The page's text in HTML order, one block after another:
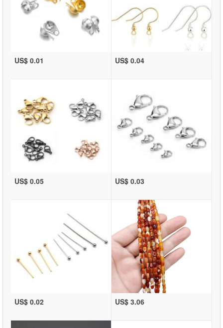
US$ 0.01 US$ 0.04
US$ 0.05 US$ 0.03
US$ 0.02 US$ 3.06